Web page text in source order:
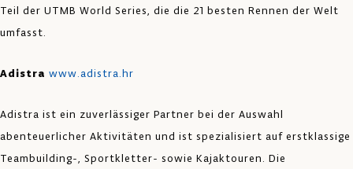
Teil der UTMB World Series, die die 21 besten Rennen der Welt
umfasst.
Adistra www.adistra.hr
Adistra ist ein zuverlässiger Partner bei der Auswahl
abenteuerlicher Aktivitäten und ist spezialisiert auf erstklassige
Teambuilding-, Sportkletter- sowie Kajaktouren. Die